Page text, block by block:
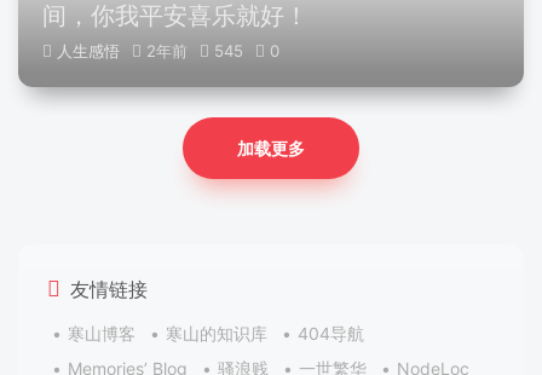
间，你我平安喜乐就好！
人生感悟 2年前 545 0
加载更多
友情链接
寒山博客 寒山的知识库
404导航
Memories’ Blog
骚浪贱 一世繁华 NodeLoc